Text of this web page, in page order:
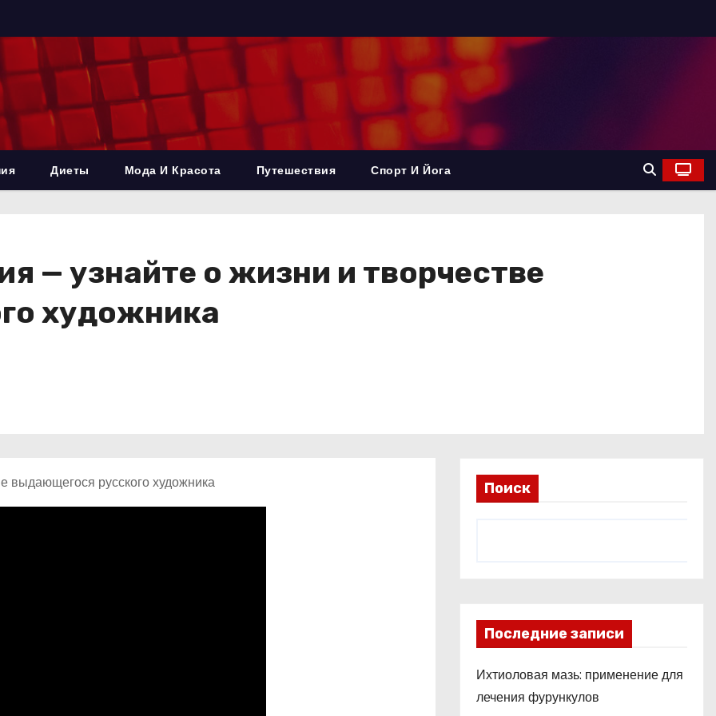
Диеты Мода И Красота Путешествия Спорт И Йога
— узнайте о жизни и творчестве
художника
Поиск
Последние записи
Ихтиоловая мазь: применение для
лечения фурункулов